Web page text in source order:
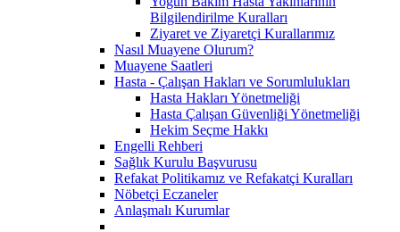
Bilgilendirilme Kuralları
Ziyaret ve Ziyaretçi Kurallarımız
Nasıl Muayene Olurum?
Muayene Saatleri
Hasta - Çalışan Hakları ve Sorumlulukları
Hasta Hakları Yönetmeliği
Hasta Çalışan Güvenliği Yönetmeliği
Hekim Seçme Hakkı
Engelli Rehberi
Sağlık Kurulu Başvurusu
Refakat Politikamız ve Refakatçi Kuralları
Nöbetçi Eczaneler
Anlaşmalı Kurumlar